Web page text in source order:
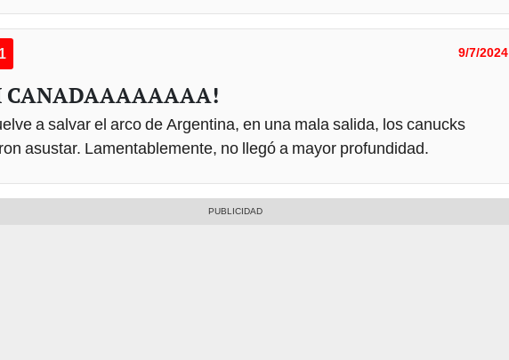
9/7/2024
CANADAAAAAAAA!
a salvar el arco de Argentina, en una mala salida, los canucks
asustar. Lamentablemente, no llegó a mayor profundidad.